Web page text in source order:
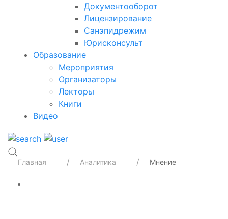
Документооборот
Лицензирование
Санэпидрежим
Юрисконсульт
Образование
Мероприятия
Организаторы
Лекторы
Книги
Видео
Главная Аналитика Мнение